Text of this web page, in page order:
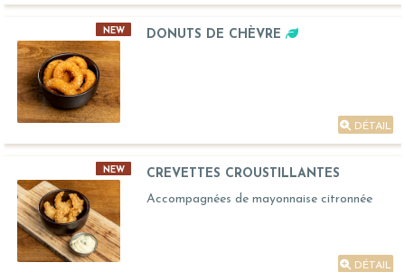
NEW DONUTS DE CHÈVRE
DÉTAIL
NEW
CREVETTES CROUSTILLANTES
Accompagnées de mayonnaise citronnée
DÉTAIL